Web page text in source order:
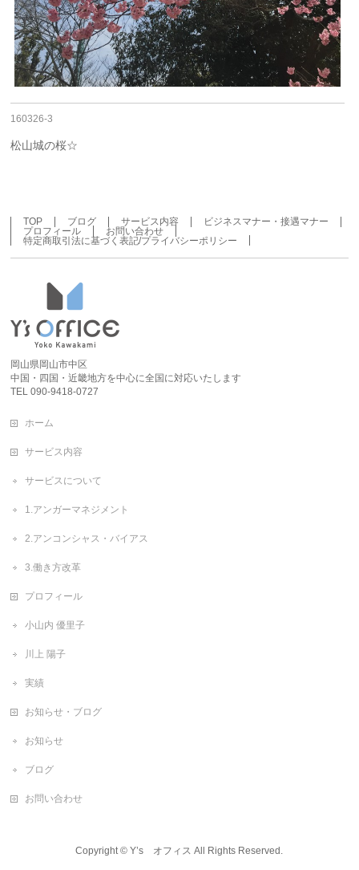
160326-3
松山城の桜☆
TOP ブログ サービス内容
ビジネスマナー・接遇マナー
プロフィール
お問い合わせ
特定商取引法に基づく表記/プライバシーポリシー
岡山県岡山市中区
中国・四国・近畿地方を中心に全国に対応いたします
TEL 090-9418-0727
ホーム
サービス内容
サービスについて
1.アンガーマネジメント
2.アンコンシャス・バイアス
3.働き方改革
プロフィール
小山内 優里子
川上 陽子
実績
お知らせ・ブログ
お知らせ
ブログ
お問い合わせ
Copyright ©Y’s オフィス All Rights Reserved.